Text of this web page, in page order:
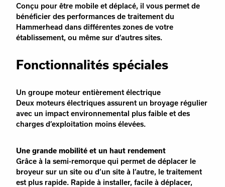
Conçu pour être mobile et déplacé, il vous permet de
bénéficier des performances de traitement du
Hammerhead dans différentes zones de votre
établissement, ou même sur d’autres sites.
Fonctionnalités spéciales
Un groupe moteur entièrement électrique
Deux moteurs électriques assurent un broyage régulier
avec un impact environnemental plus faible et des
charges d’exploitation moins élevées.
Une grande mobilité et un haut rendement
Grâce à la semi-remorque qui permet de déplacer le
broyeur sur un site ou d’un site à l’autre, le traitement
est plus rapide. Rapide à installer, facile à déplacer,